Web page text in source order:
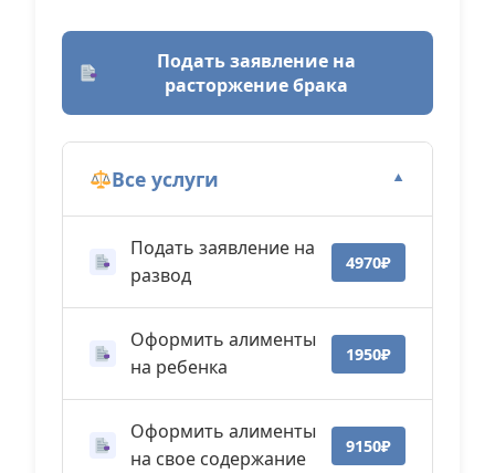
Подать заявление на
расторжение брака
Все услуги ▼
Подать заявление на
развод
4970₽
Оформить алименты
на ребенка
1950₽
Оформить алименты
на свое содержание
9150₽